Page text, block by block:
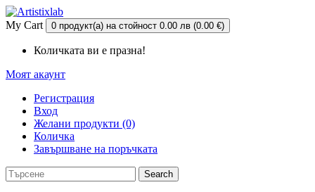
My Cart 0 продукт(а) на стойност 0.00 лв (0.00 €)
Количката ви е празна!
Моят акаунт
Регистрация
Вход
Желани продукти (0)
Количка
Завършване на поръчката
Search